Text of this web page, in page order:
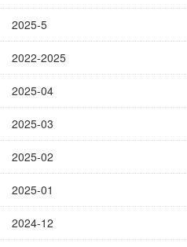
2025-5
2022-2025
2025-04
2025-03
2025-02
2025-01
2024-12